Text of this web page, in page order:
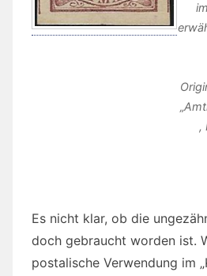
,
Es nicht klar, ob die
doch gebraucht worden ist.
postalische Verwendung im